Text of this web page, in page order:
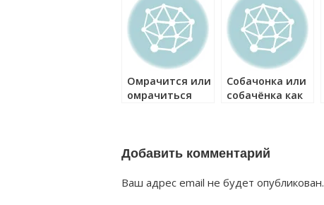
Омрачится или
омрачиться
Собачонка или
собачёнка как
Добавить комментарий
Ваш адрес email не будет опубликован.